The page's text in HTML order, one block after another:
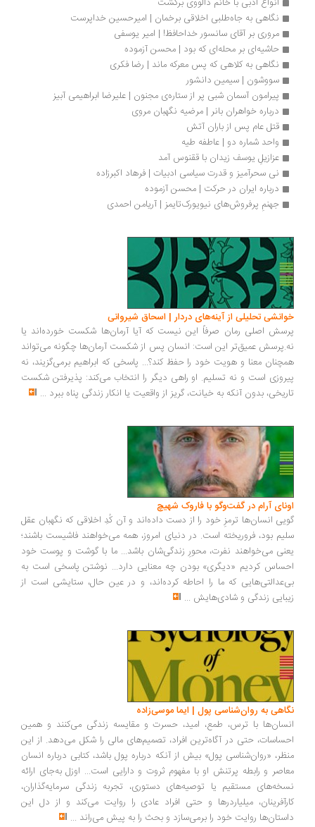
نگاهی به جاه‌طلبی اخلاقی برخمان | امیرحسین خداپرست
مروری بر آقای سانسور خداحافظ! | امیر یوسفی
حاشیه‌ای بر محله‌ای که بود | محسن آزموده
نگاهی به کلاهی که پس معرکه ماند | رضا فکری
سووشون | سیمین دانشور
پیرامون آسمان شبی پر از ستاره‌ی مجنون | علیرضا ابراهیمی آبیز
درباره خواهران بانر | مرضیه نگهبان مروی
قتل عام پس از باران آتش
واحد شماره دو | عاطفه طیه
عزازیلِ یوسف زیدان با ققنوس آمد
نی سحرآمیز و قدرت سیاسی ادبیات | فرهاد اکبرزاده
درباره ایران در حرکت | محسن آزموده
جهنمِ پرفروش‌های نیویورک‌تایمز | آریامن احمدی
تحلیلی از آینه‌های دردار | اسحاق شیروانی
اصلی رمان صرفاً این نیست که آیا آرمان‌ها شکست خورده‌اند یا
عمیق‌تر این است: انسان پس از شکست آرمان‌ها چگونه می‌تواند
معنا و هویت خود را حفظ کند؟... پاسخی که ابراهیم برمی‌گزیند، نه
است و نه تسلیم. او راهی دیگر را انتخاب می‌کند: پذیرفتن شکست
بدون آنکه به خیانت، گریز از واقعیت یا انکار زندگی پناه ببرد...
آرام در گفت‌وگو با فاروک شهیچ‭
انسان‌ها ترمزِ خود را از دست داده‌اند و آن کُدِ اخلاقی که نگهبان عقل
بود، فروریخته است. در دنیای امروز، همه می‌خواهند فاشیست باشند؛
می‌خواهند نفرت، محورِ زندگی‌شان باشد... ما با گوشت و پوست خود
کردیم «دیگری» بودن چه معنایی دارد... نوشتن پاسخی است به
که ما را احاطه کرده‌اند، و در عین حال، ستایشی است از
زندگی و شادی‌هایش...
به روان‌شناسی پول | ایما موسی‌زاده
با ترس، طمع، امید، حسرت و مقایسه زندگی می‌کنند و همین
حتی در آگاه‌ترین افراد، تصمیم‌های مالی را شکل می‌دهد. از این
«روان‌شناسی پول» بیش از آنکه درباره پول باشد، کتابی درباره انسان
و رابطه پرتنش او با مفهوم ثروت و دارایی است... اوزل به‌جای ارائه
مستقیم یا توصیه‌های دستوری، تجربه زندگی سرمایه‌گذاران،
میلیاردرها و حتی افراد عادی را روایت می‌کند و از دل این
روایت خود را برمی‌سازد و بحث را به پیش می‌راند ...